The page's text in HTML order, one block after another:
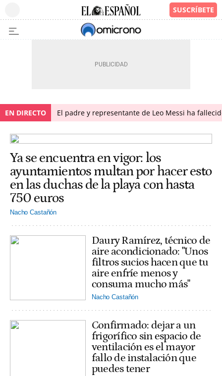
EN DIRECTO El padre y representante de Leo Messi ha
Ya se encuentra en vigor: los
ayuntamientos multan por hacer esto
en las duchas de la playa con hasta
750 euros
Nacho Castañón
Daury Ramírez, técnico de
aire acondicionado: "Unos
filtros sucios hacen que tu
aire enfríe menos y
consuma mucho más"
Nacho Castañón
Confirmado: dejar a un
frigorífico sin espacio de
ventilación es el mayor
fallo de instalación que
puedes tener